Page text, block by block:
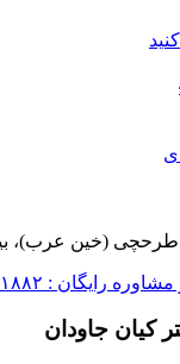
(خین عرب)، بین
رایگان : ۳۱۸۸۲-۰۵۱
کیان جاودان